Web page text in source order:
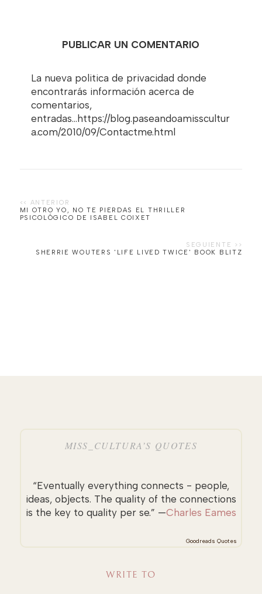
PUBLICAR UN COMENTARIO
La nueva politica de privacidad donde
encontrarás información acerca de
comentarios,
entradas...https://blog.paseandoamisscultur
a.com/2010/09/Contactme.html
MI OTRO YO, NO TE PIERDAS EL THRILLER
SHERRIE WOUTERS 'LIFE LIVED TWICE' BOOK BLITZ
MISS_CULTURA’S QUOTES
“Eventually everything connects - people,
ideas, objects. The quality of the connections
is the key to quality per se.” —Charles Eames
Goodreads Quotes
WRITE TO